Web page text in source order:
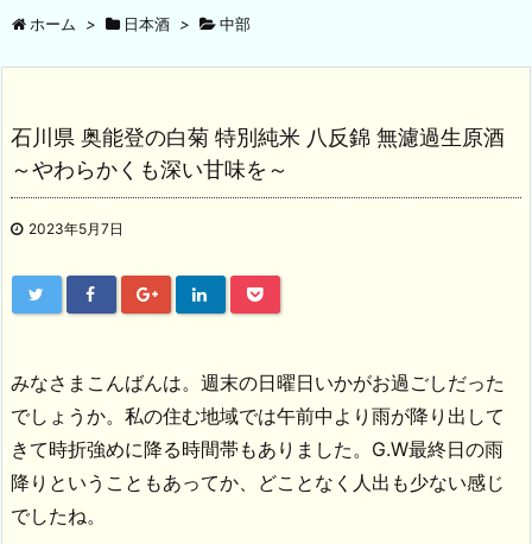
ホーム > 日本酒 > 中部
石川県 奥能登の白菊 特別純米 八反錦 無濾過生原酒
～やわらかくも深い甘味を～
2023年5月7日
みなさまこんばんは。週末の日曜日いかがお過ごしだった
でしょうか。私の住む地域では午前中より雨が降り出して
きて時折強めに降る時間帯もありました。G.W最終日の雨
降りということもあってか、どことなく人出も少ない感じ
でしたね。